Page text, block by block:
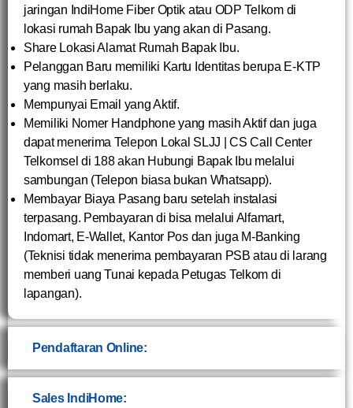
jaringan IndiHome Fiber Optik atau ODP Telkom di
lokasi rumah Bapak Ibu yang akan di Pasang.
Share Lokasi Alamat Rumah Bapak Ibu.
Pelanggan Baru memiliki Kartu Identitas berupa E-KTP
yang masih berlaku.
Mempunyai Email yang Aktif.
Memiliki Nomer Handphone yang masih Aktif dan juga
dapat menerima Telepon Lokal SLJJ | CS Call Center
Telkomsel di 188 akan Hubungi Bapak Ibu melalui
sambungan (Telepon biasa bukan Whatsapp).
Membayar Biaya Pasang baru setelah instalasi
terpasang. Pembayaran di bisa melalui Alfamart,
Indomart, E-Wallet, Kantor Pos dan juga M-Banking
(Teknisi tidak menerima pembayaran PSB atau di larang
memberi uang Tunai kepada Petugas Telkom di
lapangan).
Pendaftaran Online:
Sales IndiHome: